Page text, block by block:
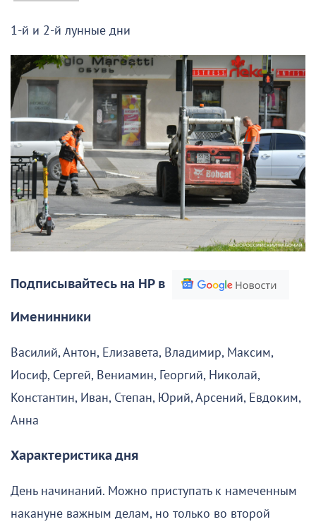
1-й и 2-й лунные дни
Подписывайтесь на НР в
Именинники
Василий, Антон, Елизавета, Владимир, Максим,
Иосиф, Сергей, Вениамин, Георгий, Николай,
Константин, Иван, Степан, Юрий, Арсений, Евдоким,
Анна
Характеристика дня
День начинаний. Можно приступать к намеченным
накануне важным делам, но только во второй